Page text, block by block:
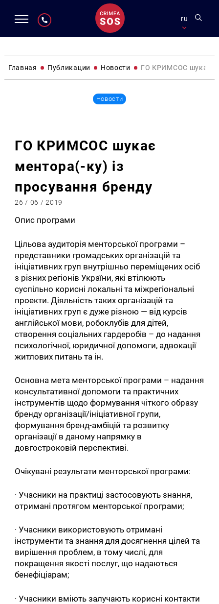
ru
Главная Публикации Новости ГО КРИМСОС шукає
Новости
ГО КРИМСОС шукає
ментора(-ку) із
просування бренду
26 / 06 / 2019
Опис програми
Цільова аудиторія менторської програми –
представники громадських організацій та
ініціативних груп внутрішньо переміщених осіб
з різних регіонів України, які втілюють
суспільно корисні локальні та міжрегіональні
проекти. Діяльність таких організацій та
ініціативних груп є дуже різною — від курсів
англійської мови, робоклубів для дітей,
створення соціальних гардеробів – до надання
психологічної, юридичної допомоги, адвокації
житлових питань та ін.
Основна мета менторської програми – надання
консультативної допомоги та практичних
інструментів щодо формування чіткого образу
бренду організації/ініціативної групи,
формування бренд-амбіцій та розвитку
організації в даному напрямку в
довгостроковій перспективі.
Очікувані результати менторської програми:
· Учасники на практиці застосовують знання,
отримані протягом менторської програми;
· Учасники використовують отримані
інструменти та знання для досягнення цілей та
вирішення проблем, в тому числі, для
покращення якості послуг, що надаються
бенефіціарам;
· Учасники вміють залучають корисні контакти